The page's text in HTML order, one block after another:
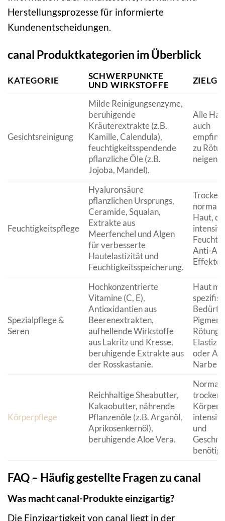
Herstellungsprozesse für informierte
Kundenentscheidungen.
canal Produktkategorien im Überblick
KATEGORIE
SCHWERPUNKTE
UND WIRKSTOFFE
Gesichtsreinigung
Milde Reinigungsenzyme,
beruhigende
Kräuterextrakte (z.B.
Kamille, Calendula),
feuchtigkeitsspendende
pflanzliche Öle (z.B.
Jojoba, Mandel).
Alle
auch
zu
Feuchtigkeitspflege
Hyaluronsäure
pflanzlichen Ursprungs,
Ceramide, Squalan,
Extrakte aus
Meerfenchel und Algen
für verbesserte
Hautelastizität und
Feuchtigkeitsspeicherung.
Haut,
Anti-
Effekte
Spezialpflege &
Seren
Hochkonzentrierte
Vitamine (C, E),
Antioxidantien aus
Beerenextrakten,
aufhellende Wirkstoffe
aus Lakritz und Kresse,
beruhigende Extrakte aus
der Rosskastanie.
Haut mit
oder
Narben.
Körperpflege
Reichhaltige Sheabutter,
Kakaobutter, nährende
Pflanzenöle (z.B. Arganöl,
Aprikosenkernöl),
beruhigende Aloe Vera.
trockene
und
FAQ – Häufig gestellte Fragen zu canal
Was macht canal-Produkte einzigartig?
Die Einzigartigkeit von canal liegt in der